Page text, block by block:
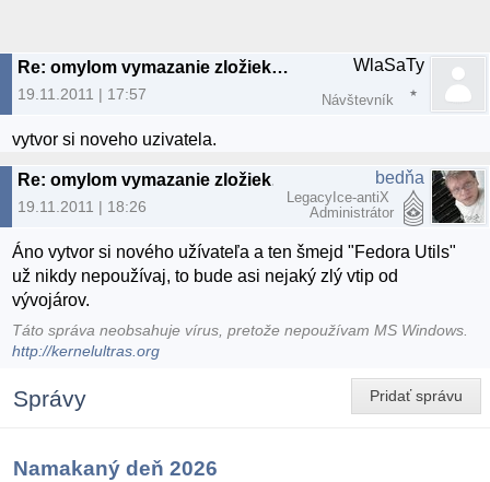
Re: omylom vymazanie zložiek z /home/user
19.11.2011 | 17:57
WlaSaTy
Návštevník
vytvor si noveho uzivatela.
Re: omylom vymazanie zložiek z /home/user
19.11.2011 | 18:26
bedňa
LegacyIce-antiX
Administrátor
Áno vytvor si nového užívateľa a ten šmejd "Fedora Utils"
už nikdy nepoužívaj, to bude asi nejaký zlý vtip od
vývojárov.
Táto správa neobsahuje vírus, pretože nepoužívam MS Windows.
http://kernelultras.org
Pridať správu
Správy
Namakaný deň 2026